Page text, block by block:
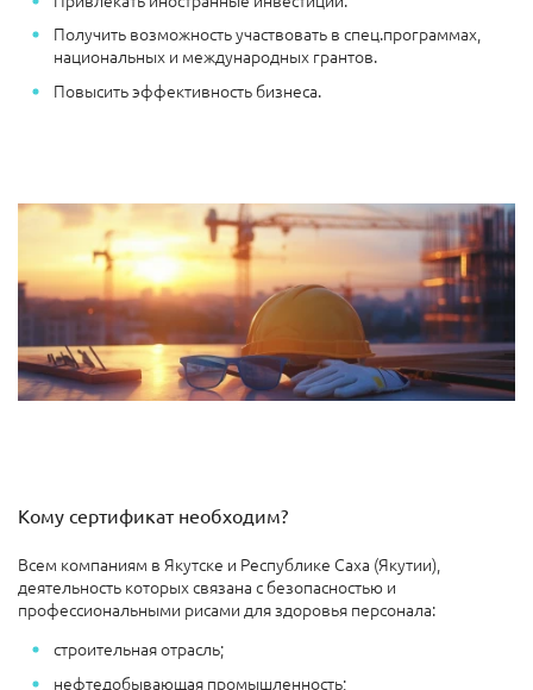
Получить возможность участвовать в спец.программах,
национальных и международных грантов.
Повысить эффективность бизнеса.
Кому сертификат необходим?
Всем компаниям в Якутске и Республике Саха (Якутии),
деятельность которых связана с безопасностью и
профессиональными рисами для здоровья персонала:
строительная отрасль;
нефтедобывающая промышленность;